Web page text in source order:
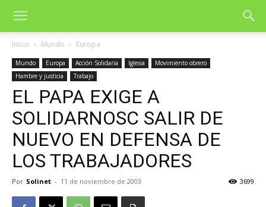
Inicio Mundo Europa
Mundo Europa Acción Solidaria Iglesia
Movimiento obrero
Hambre y justicia
Trabajo
EL PAPA EXIGE A
SOLIDARNOSC SALIR DE
NUEVO EN DEFENSA DE
LOS TRABAJADORES
Por Solinet - 11 de noviembre de 2003 3699